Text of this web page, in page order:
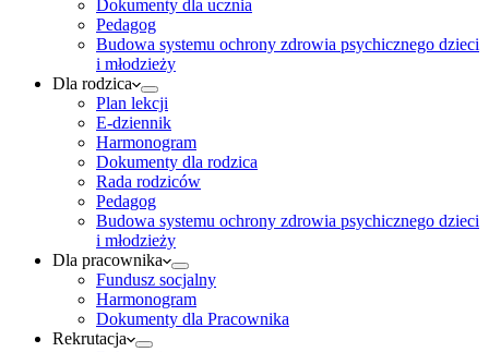
Dokumenty dla ucznia
Pedagog
Budowa systemu ochrony zdrowia psychicznego dzieci
i młodzieży
Dla rodzica
Plan lekcji
E-dziennik
Harmonogram
Dokumenty dla rodzica
Rada rodziców
Pedagog
Budowa systemu ochrony zdrowia psychicznego dzieci
i młodzieży
Dla pracownika
Fundusz socjalny
Harmonogram
Dokumenty dla Pracownika
Rekrutacja